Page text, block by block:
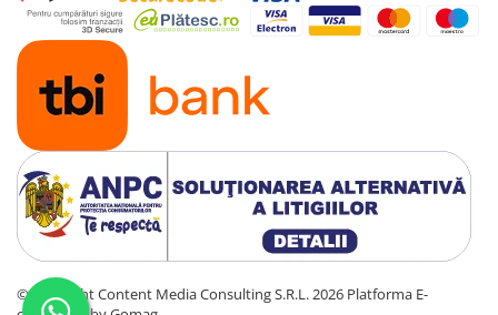
©Copyright Content Media Consulting S.R.L. 2026 Platforma E-